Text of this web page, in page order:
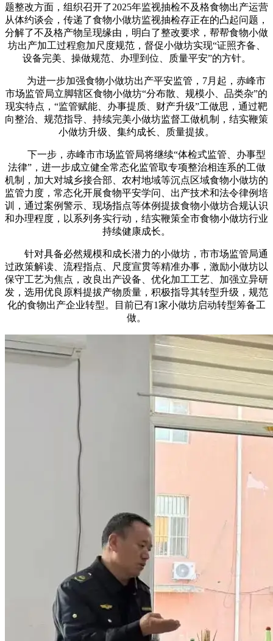
题整改方面，组织召开了2025年监视抽检不及格食物出产运营
从体约谈会，传递了食物小做坊监视抽检存正在的凸起问题，
分解了不及格产物呈现缘由，明白了整改要求，帮帮食物小做
坊出产加工过程愈加尺度规范，督促小做坊实现“证照齐备、
设备完美、操做规范、办理到位、质量平安”的方针。
为进一步加强食物小做坊出产平安监管，7月起，赤峰市
市场监管局立脚辖区食物小做坊“分布散、规模小、品类杂”的
现实特点，“监管赋能、办事提质、财产升级”工做思，通过靶
向整治、规范指导、持续完美小做坊监督工做机制，结实鞭策
小做坊升级、集约成长、质量提拔。
下一步，赤峰市市场监管局将继续“体检式监管、办事型
法律”，进一步成立健全常态化监管取专项整治相连系的工做
机制，加大对城乡接合部、农村地域等沉点区域食物小做坊的
监管力度，常态化开展食物平安学问、出产技术和法令律例培
训，通过案例警示、现场指点等体例提拔食物小做坊合规认识
和办理程度，以系列务实行动，结实鞭策全市食物小做坊行业
持续健康成长。
针对具备必然规模和成长潜力的小做坊，市市场监管局通
过政策解读、流程指点、尺度宣贯等精准办事，激励小做坊以
保守工艺为焦点，改良出产设备、优化加工工艺、加强立异研
发，选用优良原料提拔产物质量，积极指导其转型升级，规范
化的食物出产企业转型。目前已有1家小做坊启动转型筹备工
做。